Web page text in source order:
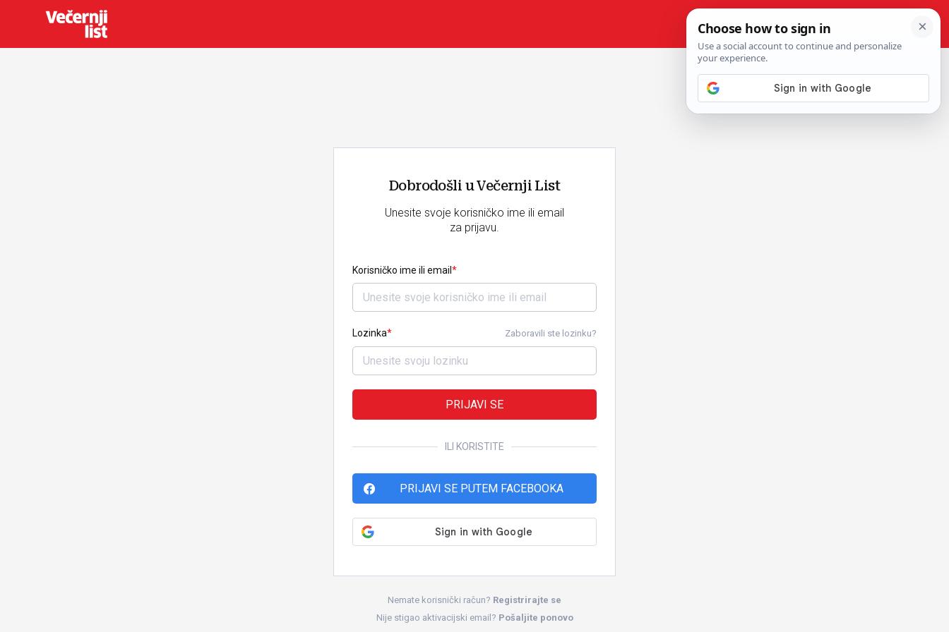
Dobrodošli u Večernji List
Unesite svoje korisničko ime ili email
za prijavu.
Korisničko ime ili email
Lozinka Zaboravili ste lozinku?
PRIJAVI SE
ILI KORISTITE
PRIJAVI SE PUTEM FACEBOOKA
Nemate korisnički račun? Registrirajte se
Nije stigao aktivacijski email? Pošaljite ponovo